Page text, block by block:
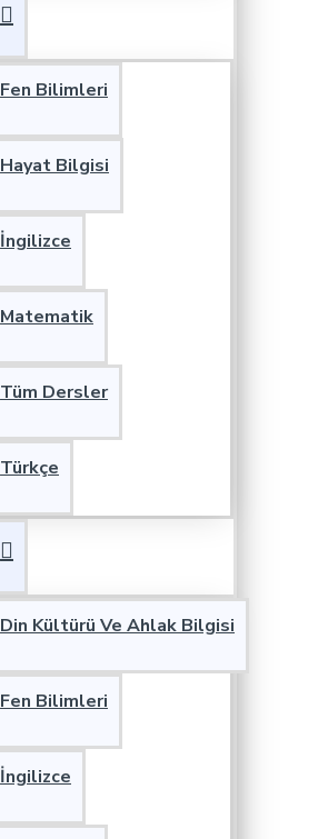
Fen Bilimleri
Hayat Bilgisi
İngilizce
Matematik
Tüm Dersler
Türkçe
Din Kültürü Ve Ahlak Bilgisi
Fen Bilimleri
İngilizce